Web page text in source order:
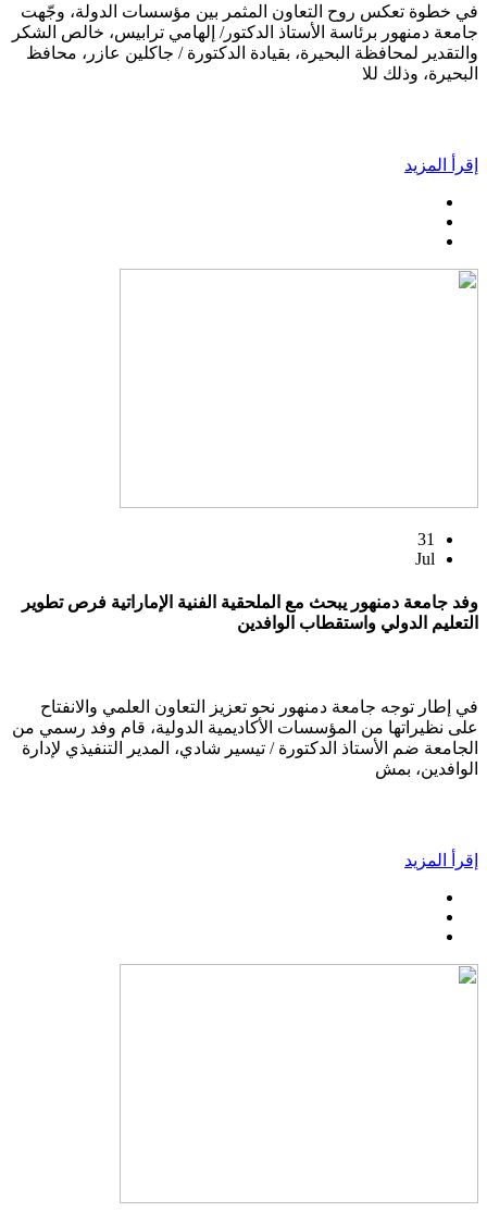
في خطوة تعكس روح التعاون المثمر بين مؤسسات الدولة، وجّهت
جامعة دمنهور برئاسة الأستاذ الدكتور/ إلهامي ترابيس، خالص الشكر
والتقدير لمحافظة البحيرة، بقيادة الدكتورة / جاكلين عازر، محافظ
البحيرة، وذلك للا
إقرأ المزيد
31
Jul
وفد جامعة دمنهور يبحث مع الملحقية الفنية الإماراتية فرص تطوير
التعليم الدولي واستقطاب الوافدين
في إطار توجه جامعة دمنهور نحو تعزيز التعاون العلمي والانفتاح
على نظيراتها من المؤسسات الأكاديمية الدولية، قام وفد رسمي من
الجامعة ضم الأستاذ الدكتورة / تيسير شادي، المدير التنفيذي لإدارة
الوافدين، بمش
إقرأ المزيد